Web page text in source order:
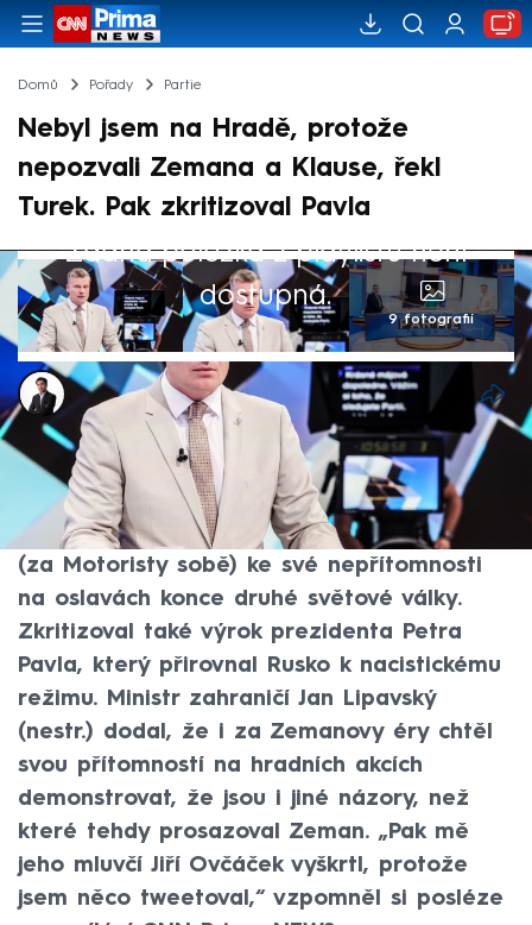
Domů Pořady Partie
Nebyl jsem na Hradě, protože
nepozvali Zemana a Klause, řekl
Turek. Pak zkritizoval Pavla
Žádná položka z playlistu není
dostupná.
9 fotografií
Viet Tran
12. kvě 2025, 14:17
Nepřijal jsem pozvánku na Pražský hrad,
protože nebyl pozván Miloš Zeman a
Václav Klaus, řekl europoslanec Filip Turek
(za Motoristy sobě) ke své nepřítomnosti
na oslavách konce druhé světové války.
Zkritizoval také výrok prezidenta Petra
Pavla, který přirovnal Rusko k nacistickému
režimu. Ministr zahraničí Jan Lipavský
(nestr.) dodal, že i za Zemanovy éry chtěl
svou přítomností na hradních akcích
demonstrovat, že jsou i jiné názory, než
které tehdy prosazoval Zeman. „Pak mě
jeho mluvčí Jiří Ovčáček vyškrtl, protože
jsem něco tweetoval,“ vzpomněl si posléze